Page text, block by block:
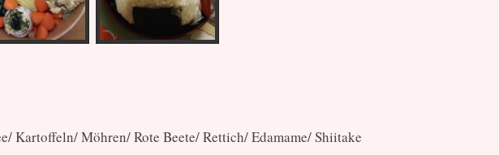
Kartoffeln/ Möhren/ Rote Beete/ Rettich/ Edamame/ Shiitake